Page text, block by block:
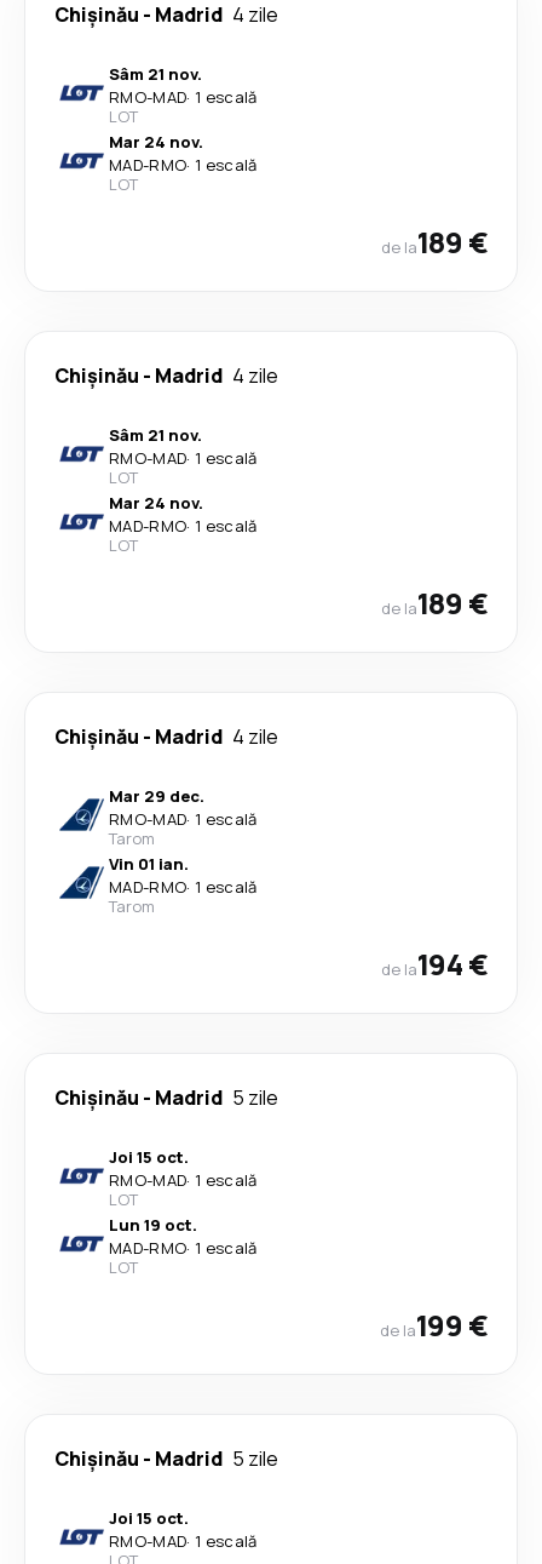
Chişinău - Madrid 4 zile
Sâm 21 nov.
RMO-MAD· 1 escală
LOT
Mar 24 nov.
MAD-RMO· 1 escală
LOT
de la189 €
Chişinău - Madrid 4 zile
Sâm 21 nov.
RMO-MAD· 1 escală
LOT
Mar 24 nov.
MAD-RMO· 1 escală
LOT
de la189 €
Chişinău - Madrid 4 zile
Mar 29 dec.
RMO-MAD· 1 escală
Tarom
Vin 01 ian.
MAD-RMO· 1 escală
Tarom
de la194 €
Chişinău - Madrid 5 zile
Joi 15 oct.
RMO-MAD· 1 escală
LOT
Lun 19 oct.
MAD-RMO· 1 escală
LOT
de la199 €
Chişinău - Madrid 5 zile
Joi 15 oct.
RMO-MAD· 1 escală